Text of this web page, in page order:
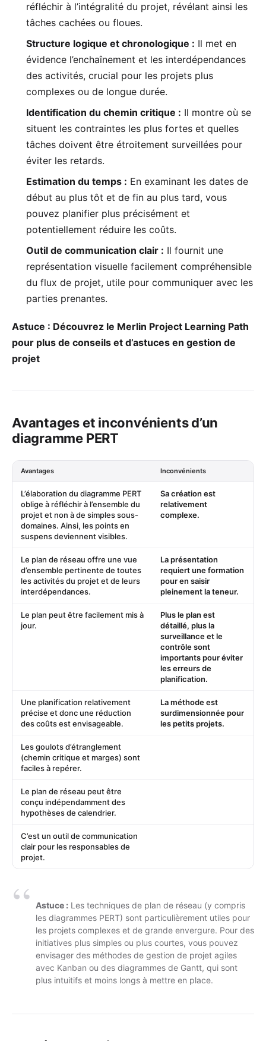
réfléchir à l’intégralité du projet, révélant ainsi les
tâches cachées ou floues.
Structure logique et chronologique : Il met en
évidence l’enchaînement et les interdépendances
des activités, crucial pour les projets plus
complexes ou de longue durée.
Identification du chemin critique : Il montre où se
situent les contraintes les plus fortes et quelles
tâches doivent être étroitement surveillées pour
éviter les retards.
Estimation du temps : En examinant les dates de
début au plus tôt et de fin au plus tard, vous
pouvez planifier plus précisément et
potentiellement réduire les coûts.
Outil de communication clair : Il fournit une
représentation visuelle facilement compréhensible
du flux de projet, utile pour communiquer avec les
parties prenantes.
Astuce : Découvrez le Merlin Project Learning Path
pour plus de conseils et d’astuces en gestion de
projet
Avantages et inconvénients d’un
diagramme PERT
Avantages Inconvénients
L’élaboration du diagramme PERT
oblige à réfléchir à l’ensemble du
projet et non à de simples sous-
domaines. Ainsi, les points en
suspens deviennent visibles.
Sa création est
relativement
complexe.
Le plan de réseau offre une vue
d’ensemble pertinente de toutes
les activités du projet et de leurs
interdépendances.
La présentation
requiert une formation
pour en saisir
pleinement la teneur.
Le plan peut être facilement mis à
jour.
Plus le plan est
détaillé, plus la
surveillance et le
contrôle sont
importants pour éviter
les erreurs de
planification.
Une planification relativement
précise et donc une réduction
des coûts est envisageable.
La méthode est
surdimensionnée pour
les petits projets.
Les goulots d’étranglement
(chemin critique et marges) sont
faciles à repérer.
Le plan de réseau peut être
conçu indépendamment des
hypothèses de calendrier.
C’est un outil de communication
clair pour les responsables de
projet.
Astuce : Les techniques de plan de réseau (y compris
les diagrammes PERT) sont particulièrement utiles pour
les projets complexes et de grande envergure. Pour des
initiatives plus simples ou plus courtes, vous pouvez
envisager des méthodes de gestion de projet agiles
avec Kanban ou des diagrammes de Gantt, qui sont
plus intuitifs et moins longs à mettre en place.